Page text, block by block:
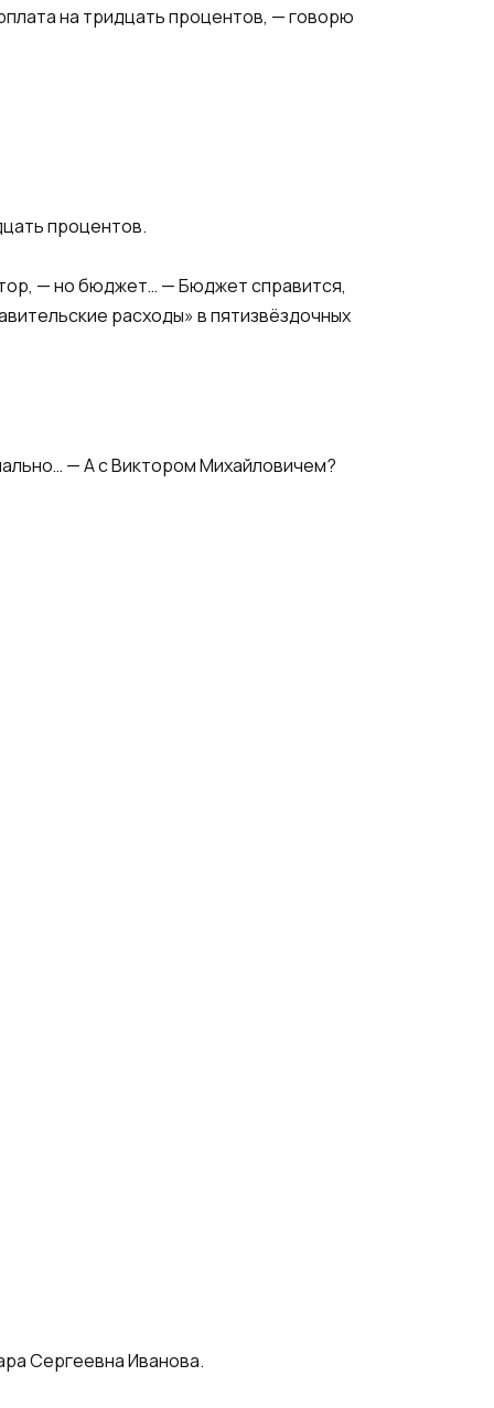
на тридцать процентов, — говорю
процентов.
— но бюджет… — Бюджет справится,
расходы» в пятизвёздочных
— А с Виктором Михайловичем?
Сергеевна Иванова.